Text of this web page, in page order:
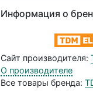
Информация о
Сайт производителя:
О производителе
Все товары бренда: